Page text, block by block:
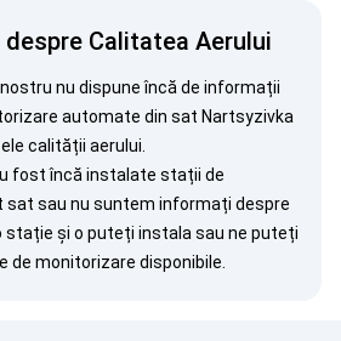
Calitatea Aerului
nu dispune încă de informații
automate din sat Nartsyzivka
calității aerului.
fost încă instalate stații de
sat sau nu suntem informați despre
stație și o puteți instala sau ne puteți
de monitorizare disponibile.